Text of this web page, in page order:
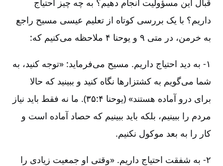
داریم‌؟ با یک‌ بررسی‌ کوتاه‌ از تعلیم‌ عیسی‌ مسیح‌ راجع‌
به‌ خرمن‌، در متی‌ ۹ و یوحنا ۴ ملاحظه‌ می‌کنیم‌ که‌:
۱- به‌ دید احتیاج‌ داریم‌. مسیح‌ می‌فرماید: «توجه‌ کنید، به‌
شما می‌گویم‌ به‌ کشتزارها نگاه‌ کنید و ببینید که‌ حالا
برای‌ درو آماده‌ هستند» (یوحنا ۴:‏۳۵). ما نه‌ فقط‌ باید نیاز
مردم‌ را ببینیم‌، بلکه‌ باید ببینیم‌ که‌ حصاد آماده‌ است‌ و
کار را به‌ بعد موکول‌ نکنیم‌.
۲- به شفقت‌ احتیاج‌ داریم‌. «وقتی‌ او جمعیت‌ زیادی‌ را